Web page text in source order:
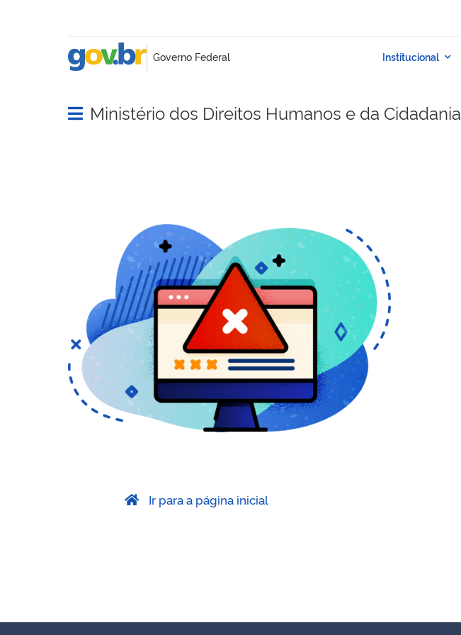
Abrir menu principal de navegação
Ministério dos Direitos Humanos e da Cidadania
Ir para a página inicial